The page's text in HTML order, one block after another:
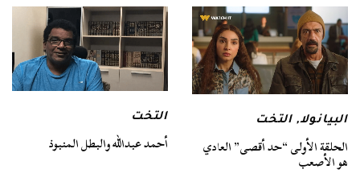
البيانولا,التخت
الحلقة الأولى “حد أقصى” العادي
هو الأصعب
التخت
أحمد عبدالله والبطل المنبوذ